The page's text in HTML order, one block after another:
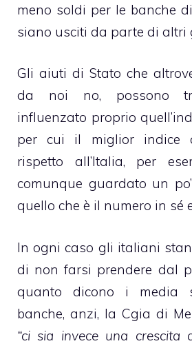
meno soldi per le banche
siano usciti da parte di altri
Gli aiuti di Stato che
da noi no, possono
influenzato proprio
per cui il miglior indice
rispetto all’Italia, per
comunque guardato un
quello che è il numero in sé
In ogni caso gli italiani
di non farsi prendere dal
quanto dicono i media
banche, anzi, la Cgia di
“ci sia invece una crescita